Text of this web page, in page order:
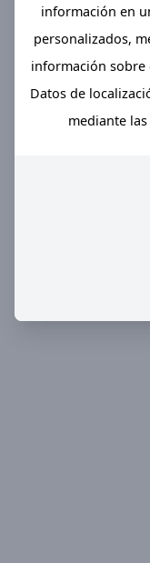
información en
personalizados,
información
Datos de
mediante